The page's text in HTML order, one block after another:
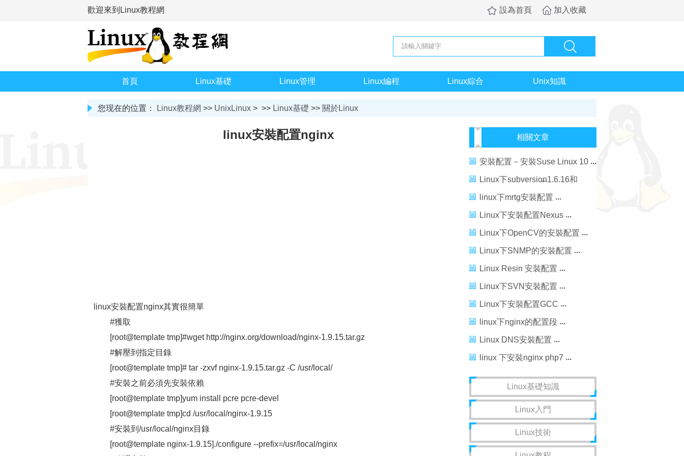
歡迎來到Linux教程網 設為首頁 加入收藏
首頁 Linux基礎 Linux管理 Linux編程 Linux綜合 Unix知識
您现在的位置： Linux教程網 >> UnixLinux > >> Linux基礎 >> 關於Linux
linux安裝配置nginx
linux安裝配置nginx其實很簡單
#獲取
[root@template tmp]#wget http://nginx.org/download/nginx-1.9.15.tar.gz
#解壓到指定目錄
[root@template tmp]# tar -zxvf nginx-1.9.15.tar.gz -C /usr/local/
#安裝之前必須先安裝依賴
[root@template tmp]yum install pcre pcre-devel
[root@template tmp]cd /usr/local/nginx-1.9.15
#安裝到/usr/local/nginx目錄
[root@template nginx-1.9.15]./configure --prefix=/usr/local/nginx
相關文章
安裝配置－安裝Suse Linux 10
Linux下subversion1.6.16和
apache安裝配置
linux下mrtg安裝配置
Linux下安裝配置Nexus
Linux下OpenCV的安裝配置
Linux下SNMP的安裝配置
Linux Resin 安裝配置
Linux下SVN安裝配置
Linux下安裝配置GCC
linux下nginx的配置段
Linux DNS安裝配置
linux 下安裝nginx php7
Linux基礎知識
Linux入門
Linux技術